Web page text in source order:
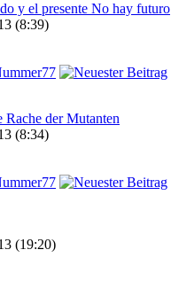
y el presente No hay futuro
(8:39)
der Mutanten
(8:34)
(19:20)